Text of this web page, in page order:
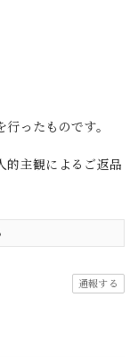
ったものです。
的主観によるご返品
通報する